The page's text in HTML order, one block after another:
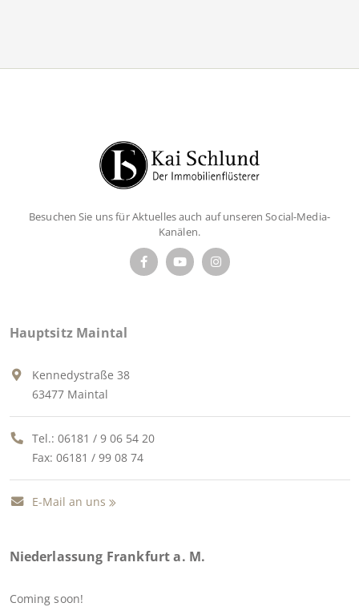
Besuchen Sie uns für Aktuelles auch auf unseren Social-Media-
Kanälen.
Hauptsitz Maintal
Kennedystraße 38
63477 Maintal
Tel.: 06181 / 9 06 54 20
Fax: 06181 / 99 08 74
E-Mail an uns
Niederlassung Frankfurt a. M.
Coming soon!